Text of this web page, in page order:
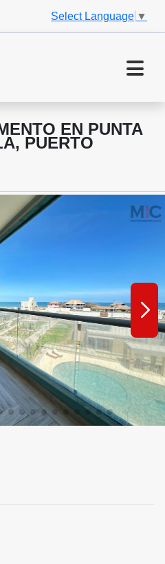
Select Language ▼
EN PUNTA
PUERTO